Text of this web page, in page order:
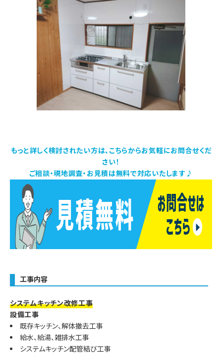
もっと詳しく検討されたい方は、こちらからお気軽にお問合せくだ
さい！
ご相談・現地調査・お見積は無料で対応いたします♪
工事内容
システムキッチン改修工事
設備工事
既存キッチン、解体撤去工事
給水、給湯、雑排水工事
システムキッチン配管結び工事